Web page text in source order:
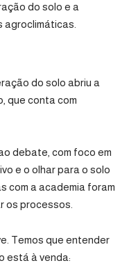
do solo e a
do solo abriu a
que conta com
debate, com foco em
e o olhar para o solo
com a academia foram
os processos.
Temos que entender
está à venda: